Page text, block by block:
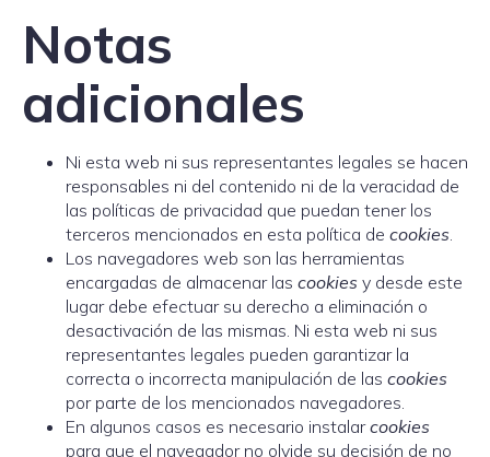
Notas
adicionales
Ni esta web ni sus representantes legales se hacen
responsables ni del contenido ni de la veracidad de
las políticas de privacidad que puedan tener los
terceros mencionados en esta política de cookies.
Los navegadores web son las herramientas
encargadas de almacenar las cookies y desde este
lugar debe efectuar su derecho a eliminación o
desactivación de las mismas. Ni esta web ni sus
representantes legales pueden garantizar la
correcta o incorrecta manipulación de las cookies
por parte de los mencionados navegadores.
En algunos casos es necesario instalarcookies
para que el navegador no olvide su decisión de no